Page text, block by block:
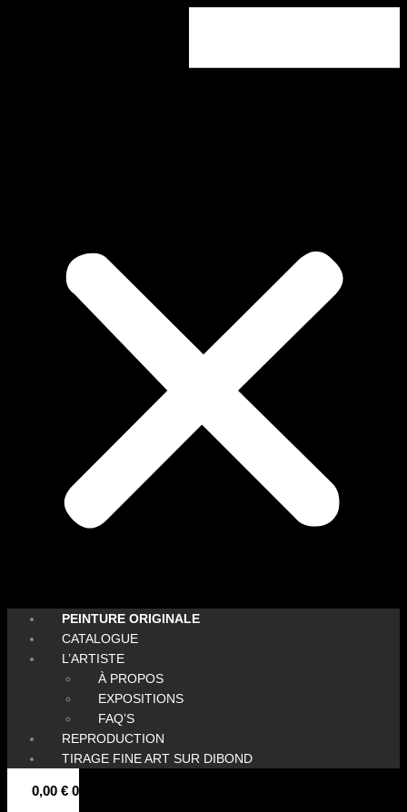
PEINTURE ORIGINALE
CATALOGUE
L’ARTISTE
À PROPOS
EXPOSITIONS
FAQ’S
REPRODUCTION
TIRAGE FINE ART SUR DIBOND
0,00 € 0